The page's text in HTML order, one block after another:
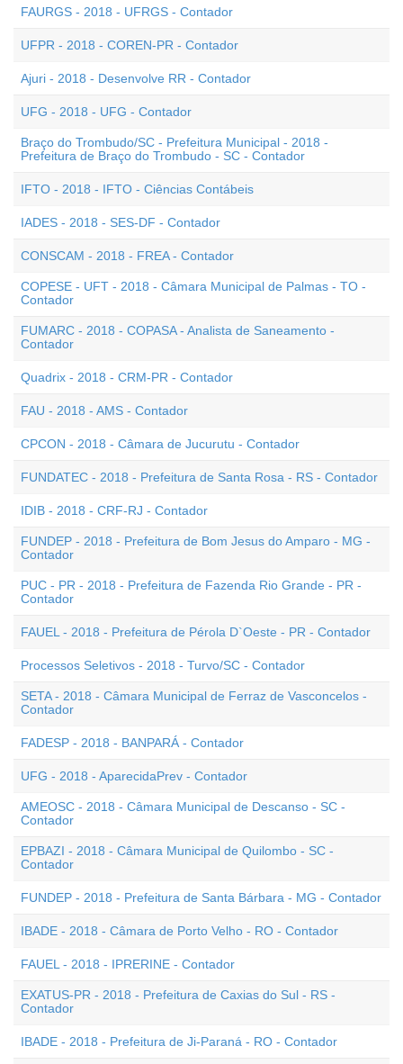
FAURGS - 2018 - UFRGS - Contador
UFPR - 2018 - COREN-PR - Contador
Ajuri - 2018 - Desenvolve RR - Contador
UFG - 2018 - UFG - Contador
Braço do Trombudo/SC - Prefeitura Municipal - 2018 -
Prefeitura de Braço do Trombudo - SC - Contador
IFTO - 2018 - IFTO - Ciências Contábeis
IADES - 2018 - SES-DF - Contador
CONSCAM - 2018 - FREA - Contador
COPESE - UFT - 2018 - Câmara Municipal de Palmas - TO -
Contador
FUMARC - 2018 - COPASA - Analista de Saneamento -
Contador
Quadrix - 2018 - CRM-PR - Contador
FAU - 2018 - AMS - Contador
CPCON - 2018 - Câmara de Jucurutu - Contador
FUNDATEC - 2018 - Prefeitura de Santa Rosa - RS - Contador
IDIB - 2018 - CRF-RJ - Contador
FUNDEP - 2018 - Prefeitura de Bom Jesus do Amparo - MG -
Contador
PUC - PR - 2018 - Prefeitura de Fazenda Rio Grande - PR -
Contador
FAUEL - 2018 - Prefeitura de Pérola D`Oeste - PR - Contador
Processos Seletivos - 2018 - Turvo/SC - Contador
SETA - 2018 - Câmara Municipal de Ferraz de Vasconcelos -
Contador
FADESP - 2018 - BANPARÁ - Contador
UFG - 2018 - AparecidaPrev - Contador
AMEOSC - 2018 - Câmara Municipal de Descanso - SC -
Contador
EPBAZI - 2018 - Câmara Municipal de Quilombo - SC -
Contador
FUNDEP - 2018 - Prefeitura de Santa Bárbara - MG - Contador
IBADE - 2018 - Câmara de Porto Velho - RO - Contador
FAUEL - 2018 - IPRERINE - Contador
EXATUS-PR - 2018 - Prefeitura de Caxias do Sul - RS -
Contador
IBADE - 2018 - Prefeitura de Ji-Paraná - RO - Contador